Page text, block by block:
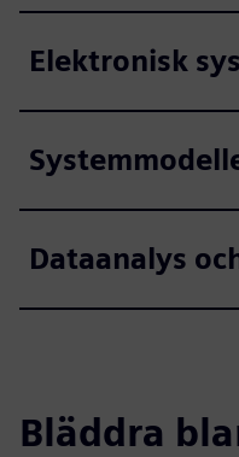
Elektronisk
Dataanalys
Bläddra